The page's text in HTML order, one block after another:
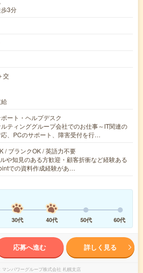
3分
交
ート・ヘルプデスク
ティンググループ会社でのお仕事～IT関連の
、PCのサポート、障害受付を行…
/ ブランクOK / 英語力不要
や知見のある方歓迎・顧客折衝など経験ある
での資料作成経験があ…
30代 40代 50代 60代
応募へ進む 詳しく見る
マンパワーグループ株式会社 札幌支店